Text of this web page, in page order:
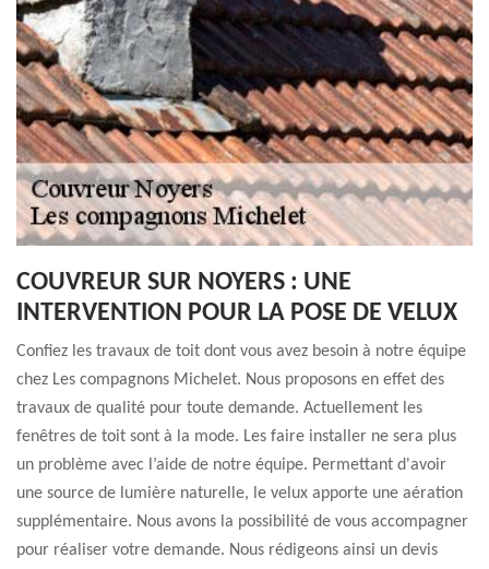
COUVREUR SUR NOYERS : UNE
INTERVENTION POUR LA POSE DE VELUX
Confiez les travaux de toit dont vous avez besoin à notre équipe
chez Les compagnons Michelet. Nous proposons en effet des
travaux de qualité pour toute demande. Actuellement les
fenêtres de toit sont à la mode. Les faire installer ne sera plus
un problème avec l’aide de notre équipe. Permettant d'avoir
une source de lumière naturelle, le velux apporte une aération
supplémentaire. Nous avons la possibilité de vous accompagner
pour réaliser votre demande. Nous rédigeons ainsi un devis